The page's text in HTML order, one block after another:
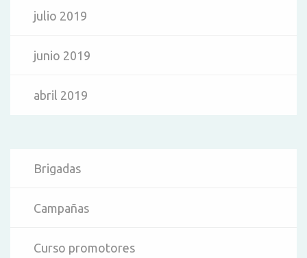
julio 2019
junio 2019
abril 2019
Brigadas
Campañas
Curso promotores